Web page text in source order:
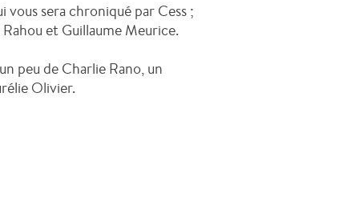
sera chroniqué par Cess ;
et Guillaume Meurice.
peu de Charlie Rano, un
Olivier.